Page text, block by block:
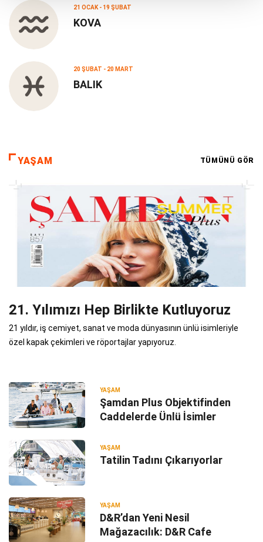
21 OCAK - 19 ŞUBAT
KOVA
20 ŞUBAT - 20 MART
BALIK
YAŞAM TÜMÜNÜ GÖR
21. Yılımızı Hep Birlikte Kutluyoruz
21 yıldır, iş cemiyet, sanat ve moda dünyasının ünlü isimleriyle
özel kapak çekimleri ve röportajlar yapıyoruz.
YAŞAM
Şamdan Plus Objektifinden
Caddelerde Ünlü İsimler
YAŞAM
Tatilin Tadını Çıkarıyorlar
YAŞAM
D&R’dan Yeni Nesil
Mağazacılık: D&R Cafe